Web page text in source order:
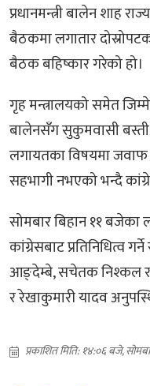
प्रधानमन्त्री बालेन शाह
बैठकमा लगातार
बैठक बहिष्कार गरेको हो।
गृह मन्त्रालयको समेत
बालेनसँग सुकुमवासी बस्ती
लगायतका विषयमा जवाफ
सहभागी नभएको भन्दै
सोमबार बिहान ११
कांग्रेसबाट प्रतिनिधित्व
आङ्देम्बे, सचेतक निश्कल
र रेखाकुमारी यादव
प्रकाशित मिति: १४:०६ बजे,